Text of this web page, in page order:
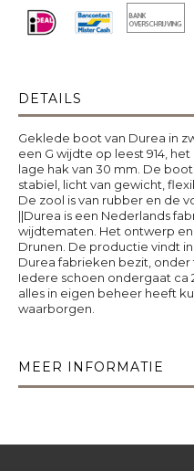
DETAILS
Geklede boot van Durea in
een G wijdte op leest 914,
lage hak van 30 mm. De
stabiel, licht van gewicht,
De zool is van rubber en de
||Durea is een Nederlands
wijdtematen. Het ontwerp
Drunen. De productie vindt
Durea fabrieken bezit, onder
Iedere schoen ondergaat ca
alles in eigen beheer heeft
waarborgen.
MEER INFORMATIE